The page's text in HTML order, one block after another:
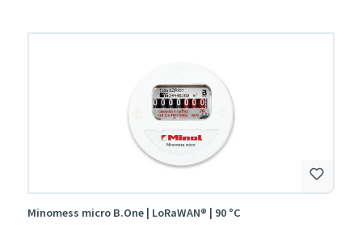
Minomess micro B.One | LoRaWAN® | 90 °C